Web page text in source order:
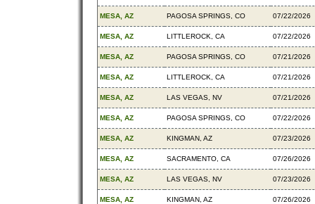
MESA, AZ PAGOSA SPRINGS, CO 07/22/2026
MESA, AZ LITTLEROCK, CA 07/22/2026
MESA, AZ PAGOSA SPRINGS, CO 07/21/2026
MESA, AZ LITTLEROCK, CA 07/21/2026
MESA, AZ LAS VEGAS, NV 07/21/2026
MESA, AZ PAGOSA SPRINGS, CO 07/22/2026
MESA, AZ KINGMAN, AZ 07/23/2026
MESA, AZ SACRAMENTO, CA 07/26/2026
MESA, AZ LAS VEGAS, NV 07/23/2026
MESA, AZ KINGMAN, AZ 07/26/2026